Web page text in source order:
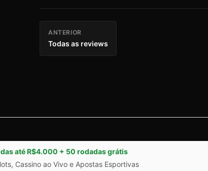
ANTERIOR
Todas as reviews
até R$4.000 + 50 rodadas grátis
Cassino ao Vivo e Apostas Esportivas